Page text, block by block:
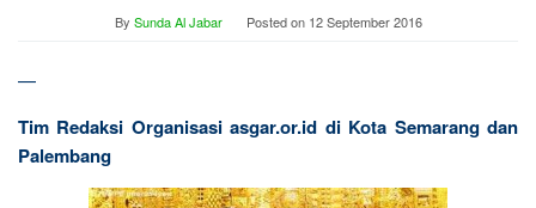
By Sunda Al Jabar Posted on 12 September 2016
—
Tim Redaksi Organisasi asgar.or.id di Kota Semarang dan
Palembang